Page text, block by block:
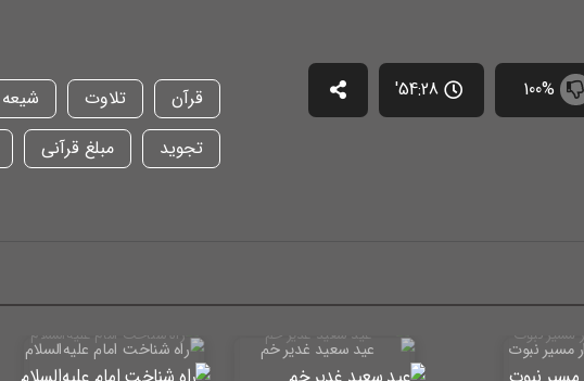
100%
54:28' قرآن تلاوت شیعه
تجوید
مبلغ قرآنی